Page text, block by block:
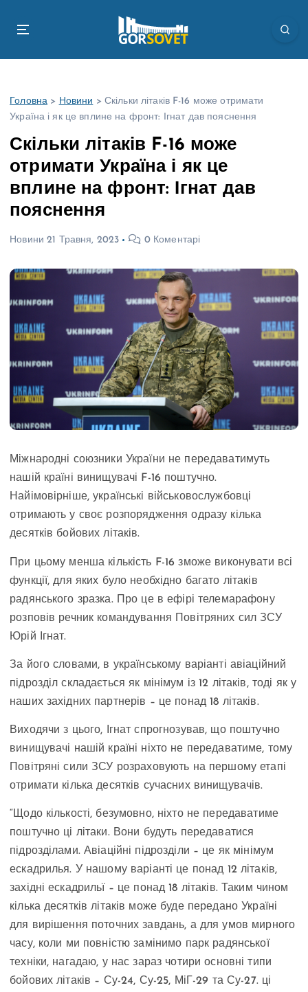
Головна > Новини > Скільки літаків F-16 може отримати
Україна і як це вплине на фронт: Ігнат дав пояснення
Скільки літаків F-16 може
отримати Україна і як це
вплине на фронт: Ігнат дав
пояснення
Новини 21 Травня, 2023 0 Коментарі
Міжнародні союзники України не передаватимуть
нашій країні винищувачі F-16 поштучно.
Найімовірніше, українські військовослужбовці
отримають у своє розпорядження одразу кілька
десятків бойових літаків.
При цьому менша кількість F-16 зможе виконувати всі
функції, для яких було необхідно багато літаків
радянського зразка. Про це в ефірі телемарафону
розповів речник командування Повітряних сил ЗСУ
Юрій Ігнат.
За його словами, в українському варіанті авіаційний
підрозділ складається як мінімум із 12 літаків, тоді як у
наших західних партнерів – це понад 18 літаків.
Виходячи з цього, Ігнат спрогнозував, що поштучно
винищувачі нашій країні ніхто не передаватиме, тому
Повітряні сили ЗСУ розраховують на першому етапі
отримати кілька десятків сучасних винищувачів.
“Щодо кількості, безумовно, ніхто не передаватиме
поштучно ці літаки. Вони будуть передаватися
підрозділами. Авіаційні підрозділи – це як мінімум
ескадрилья. У нашому варіанті це понад 12 літаків,
західні ескадрильї – це понад 18 літаків. Таким чином
кілька десятків літаків може буде передано Україні
для вирішення поточних завдань, а для умов мирного
часу, коли ми повністю замінимо парк радянської
техніки, нагадаю, у нас зараз чотири основні типи
бойових літаків – Су-24, Су-25, МіГ-29 та Су-27. ці